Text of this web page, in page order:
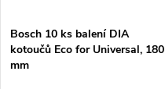
Bosch 10 ks balení DIA
kotoučů Eco for Universal, 180
mm